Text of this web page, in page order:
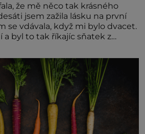
že mě něco tak krásného
jsem zažila lásku na první
se vdávala, když mi bylo dvacet.
a byl to tak říkajíc sňatek z
Manželství nám oběma moc
zjistili, že